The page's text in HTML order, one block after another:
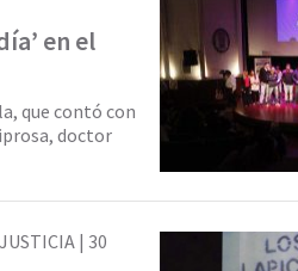
en el
que contó con
doctor
| 30